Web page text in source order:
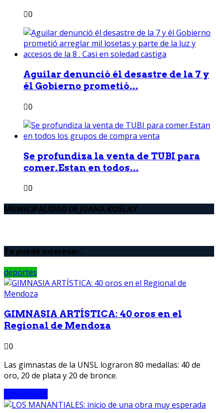
0
Aguilar denunció él desastre de la 7 y
él Gobierno prometió...
0
Se profundiza la venta de TUBI para
comer.Estan en todos...
0
MUNICIPALIDAD DE JUANA KOSLAY
Te puede interesar..
deportes
GIMNASIA ARTÍSTICA: 40 oros en el
Regional de Mendoza
0
Las gimnastas de la UNSL lograron 80 medallas: 40 de
oro, 20 de plata y 20 de bronce.